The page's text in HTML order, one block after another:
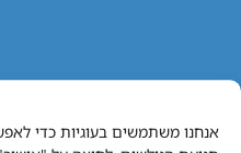
אנחנו משתמשים בעוגיות כדי